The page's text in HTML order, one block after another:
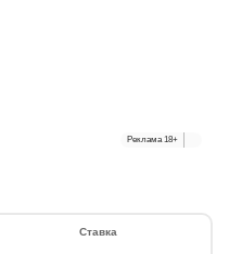
Реклама 18+
Ставка